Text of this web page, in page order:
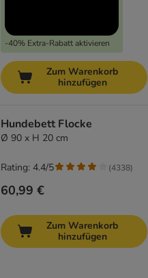
-40% Extra-Rabatt aktivieren
Zum Warenkorb
hinzufügen
Hundebett Flocke
Ø 90 x H 20 cm
60,99 €
Rating: 4.4/5 (4338)
Zum Warenkorb
hinzufügen